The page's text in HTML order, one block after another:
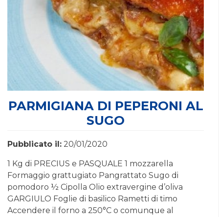
PARMIGIANA DI PEPERONI AL
SUGO
Pubblicato il: 20/01/2020
1 Kg di PRECIUS e PASQUALE 1 mozzarella
Formaggio grattugiato Pangrattato Sugo di
pomodoro ½ Cipolla Olio extravergine d’oliva
GARGIULO Foglie di basilico Rametti di timo
Accendere il forno a 250°C o comunque al